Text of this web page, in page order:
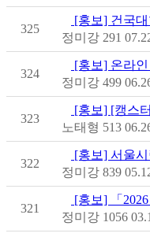
325
[홍보] 건국
정미강 291
324
[홍보] 온라
정미강 499
323
[홍보] [캥스
노태형 513
322
[홍보] 서울
정미강 839
321
[홍보] 「
정미강 1056